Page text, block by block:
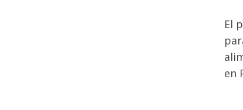
El
en